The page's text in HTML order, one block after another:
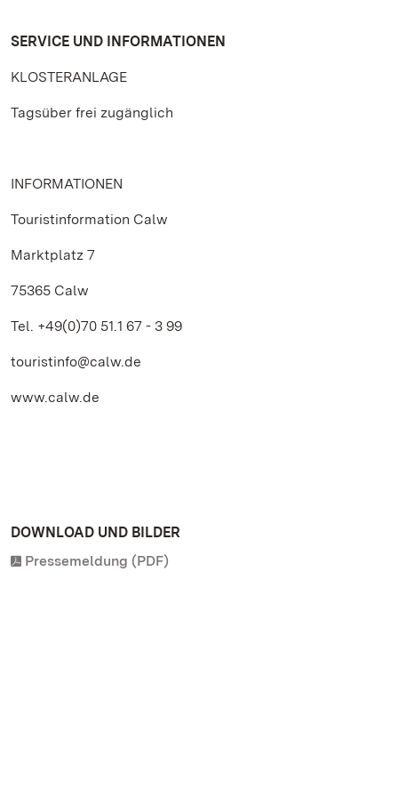
SERVICE UND INFORMATIONEN
KLOSTERANLAGE
Tagsüber frei zugänglich
INFORMATIONEN
Touristinformation Calw
Marktplatz 7
75365 Calw
Tel. +49(0)70 51.1 67 - 3 99
touristinfo@calw.de
www.calw.de
DOWNLOAD UND BILDER
Pressemeldung (PDF)